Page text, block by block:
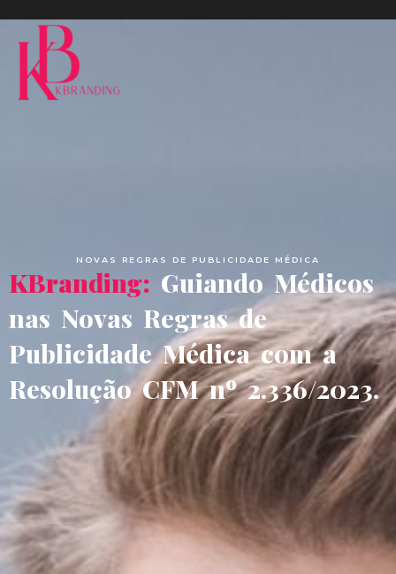
NOVAS REGRAS DE PUBLICIDADE MÉDICA
KBranding: Guiando Médicos
nas Novas Regras de
Publicidade Médica com a
Resolução CFM nº 2.336/2023.